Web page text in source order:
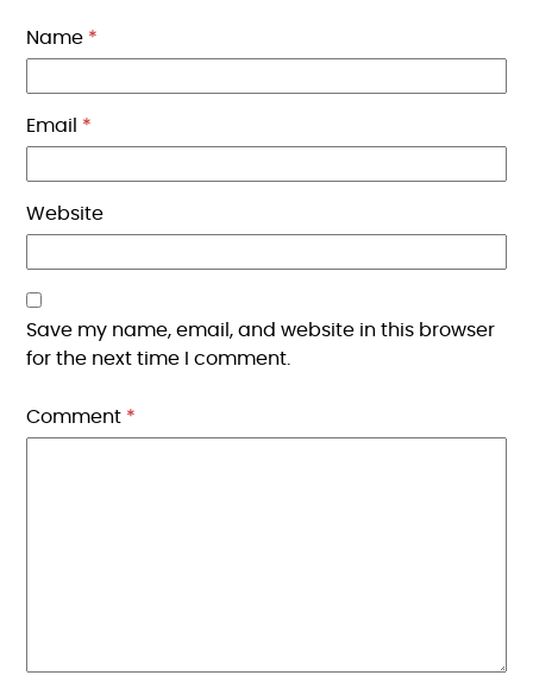
Name *
Email *
Website
Save my name, email, and website in this browser
for the next time I comment.
Comment *